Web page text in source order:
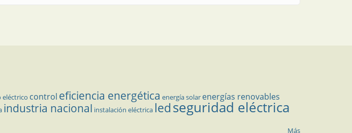
eléctrico control eficiencia energética energía solar energías renovables
industria nacional instalación eléctrica ledseguridad eléctrica
Más